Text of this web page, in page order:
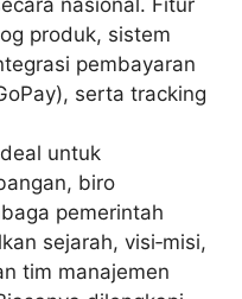
nasional. Fitur
produk, sistem
pembayaran
serta tracking
untuk
biro
pemerintah
sejarah, visi‑misi,
tim manajemen